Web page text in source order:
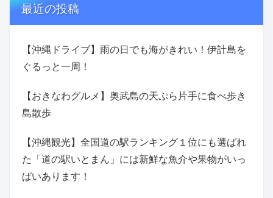
最近の投稿
【沖縄ドライブ】雨の日でも海がきれい！伊計島を
ぐるっと一周！
【おきなわグルメ】奥武島の天ぷら片手に食べ歩き
島散歩
【沖縄観光】全国道の駅ランキング１位にも選ばれ
た「道の駅いとまん」には新鮮な魚介や果物がいっ
ぱいあります！